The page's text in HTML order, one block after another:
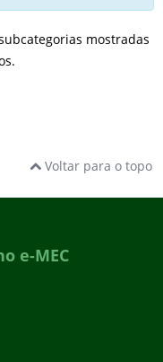
mostradas
Voltar para o topo
e-MEC